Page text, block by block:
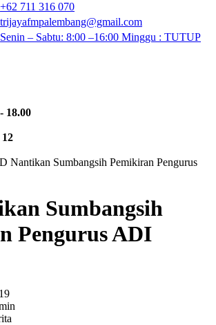
+62 711 316 070
trijayafmpalembang@gmail.com
Senin – Sabtu: 8:00 –16:00 Minggu : TUTUP
18.00
Nantikan Sumbangsih Pemikiran Pengurus
Sumbangsih
Pengurus ADI